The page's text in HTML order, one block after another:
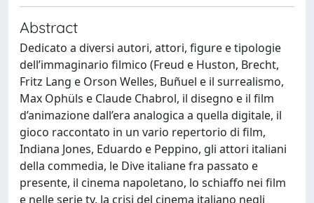
Abstract
Dedicato a diversi autori, attori, figure e tipologie
dell’immaginario filmico (Freud e Huston, Brecht,
Fritz Lang e Orson Welles, Buñuel e il surrealismo,
Max Ophüls e Claude Chabrol, il disegno e il film
d’animazione dall’era analogica a quella digitale, il
gioco raccontato in un vario repertorio di film,
Indiana Jones, Eduardo e Peppino, gli attori italiani
della commedia, le Dive italiane fra passato e
presente, il cinema napoletano, lo schiaffo nei film
e nelle serie tv, la crisi del cinema italiano negli